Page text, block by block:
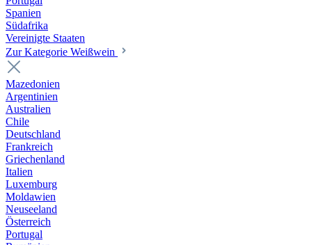
Spanien
Südafrika
Vereinigte Staaten
Zur Kategorie Weißwein
Mazedonien
Argentinien
Australien
Chile
Deutschland
Frankreich
Griechenland
Italien
Luxemburg
Moldawien
Neuseeland
Österreich
Portugal